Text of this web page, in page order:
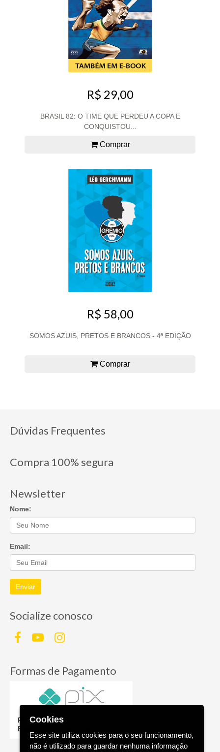
R$ 29,00
BRASIL 82: O TIME QUE PERDEU A COPA E
CONQUISTOU...
Comprar
R$ 58,00
SOMOS AZUIS, PRETOS E BRANCOS - 4ª EDIÇÃO
Comprar
Dúvidas Frequentes
Compra 100% segura
Newsletter
Nome:
Email:
Enviar
Socialize conosco
Formas de Pagamento
Cookies
Esse site utiliza cookies para o seu funcionamento,
não é utilizado para guardar nenhuma informação